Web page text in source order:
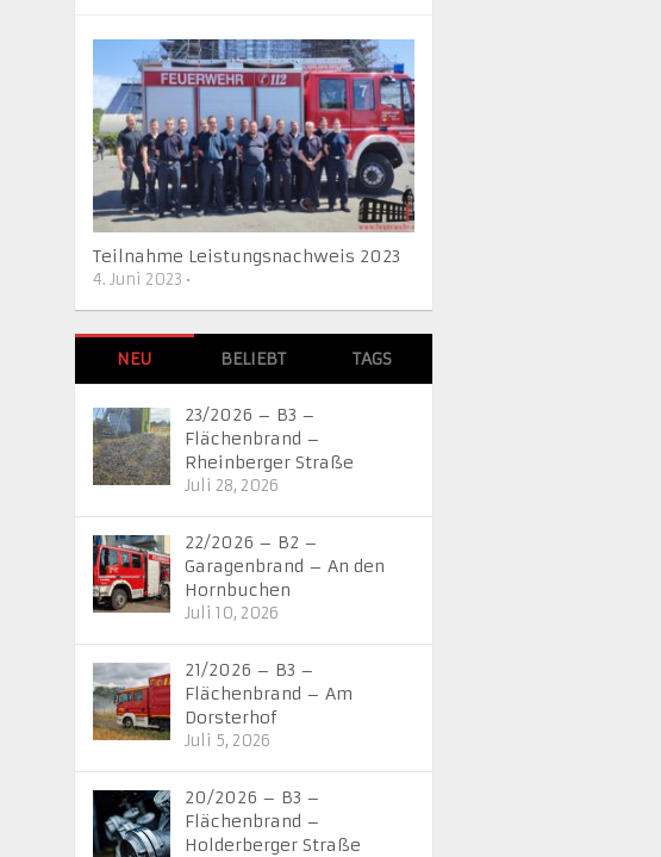
Teilnahme Leistungsnachweis 2023
4. Juni 2023 •
NEU BELIEBT TAGS
23/2026 – B3 –
Flächenbrand –
Rheinberger Straße
Juli 28, 2026
22/2026 – B2 –
Garagenbrand – An den
Hornbuchen
Juli 10, 2026
21/2026 – B3 –
Flächenbrand – Am
Dorsterhof
Juli 5, 2026
20/2026 – B3 –
Flächenbrand –
Holderberger Straße